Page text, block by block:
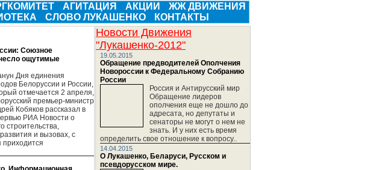
АГИТАЦИЯ АКЦИИ
ЖЖ ДВИЖЕНИЯ
СЛОВО ЛУКАШЕНКО КОНТАКТЫ
Союзное
ощутимые
Дня единения
Белоруссии и России,
отмечается 2 апреля,
премьер-министр
Кобяков рассказал в
РИА Новости о
строительства,
и вызовах, с
приходится
Новости Движения
"Лукашенко-2012"
19.05.2015
Обращение предводителей Ополчения
Новороссии к Федеральному Собранию
России
Россия и Антирусский мир
Обращение лидеров
ополчения еще не дошло до
адресата, но депутаты и
сенаторы не могут о нем не
знать. И у них есть время
определить свое отношение к вопросу..
14.04.2015
О Лукашенко, Беларуси, Русском и
псевдорусском мире.